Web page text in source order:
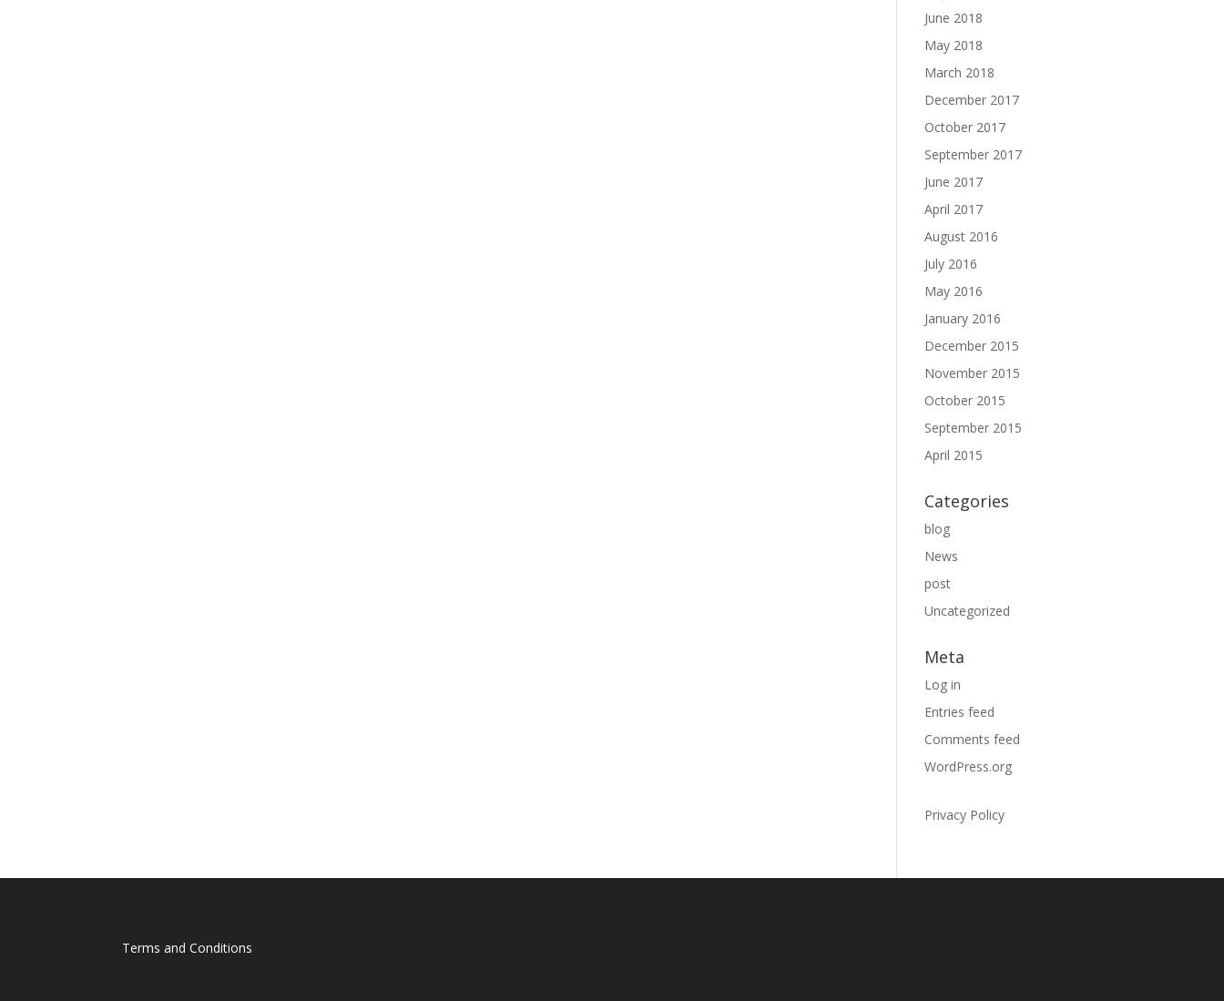
June 2018
May 2018
March 2018
December 2017
October 2017
September 2017
June 2017
April 2017
August 2016
July 2016
May 2016
January 2016
December 2015
November 2015
October 2015
September 2015
April 2015
Categories
blog
News
post
Uncategorized
Meta
Log in
Entries feed
Comments feed
WordPress.org
Privacy Policy
Terms and Conditions